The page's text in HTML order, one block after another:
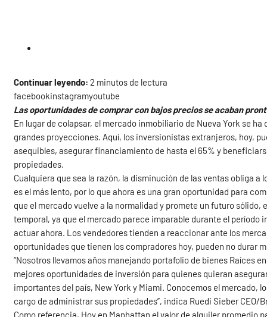
Continuar leyendo: 2 minutos de lectura
facebookinstagramyoutube
Las oportunidades de comprar con bajos precios se acaban
En lugar de colapsar, el mercado inmobiliario de Nueva York se
grandes proyecciones. Aquí, los inversionistas extranjeros, hoy,
asequibles, asegurar financiamiento de hasta el 65% y
propiedades.
Cualquiera que sea la razón, la disminución de las ventas obliga
es el más lento, por lo que ahora es una gran oportunidad para
que el mercado vuelve a la normalidad y promete un futuro
temporal, ya que el mercado parece imparable durante el
actuar ahora. Los vendedores tienden a reaccionar ante los
oportunidades que tienen los compradores hoy, pueden no durar
“Nosotros llevamos años manejando portafolio de bienes Raíces
mejores oportunidades de inversión para quienes quieran
importantes del país, New York y Miami. Conocemos el mercado,
cargo de administrar sus propiedades”, indica Ruedi Sieber CEO/
Como referencia, Hoy en Manhattan el valor de alquiler promedio